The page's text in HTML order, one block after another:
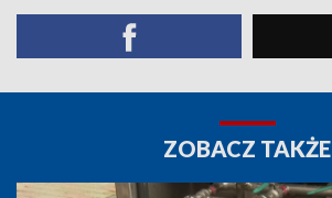
ZOBACZ TAKŻE